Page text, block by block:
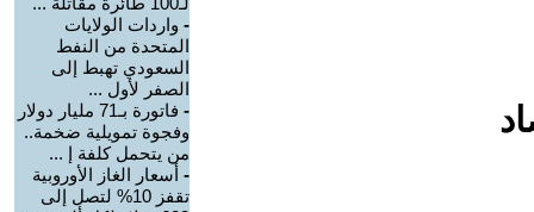
- واردات الولايات
المتحدة من النفط
السعودي تهبط إلى
الصفر لأول ...
-
فاتورة بـ71 مليار دولار
وفجوة تمويلية ضخمة..
من يتحمل كلفة إ ...
- أسعار الغاز الأوروبية
تقفز 10% لتصل إلى